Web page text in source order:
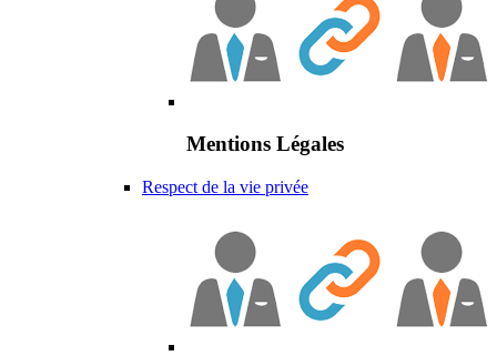
Mentions Légales
Respect de la vie privée